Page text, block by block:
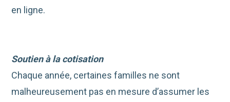
en ligne.
Soutien à la cotisation
Chaque année, certaines familles ne sont
malheureusement pas en mesure d’assumer les